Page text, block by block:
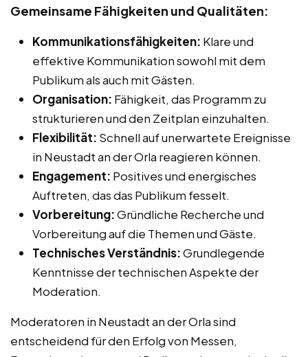
Gemeinsame Fähigkeiten und Qualitäten:
Kommunikationsfähigkeiten: Klare und
effektive Kommunikation sowohl mit dem
Publikum als auch mit Gästen.
Organisation: Fähigkeit, das Programm zu
strukturieren und den Zeitplan einzuhalten.
Flexibilität: Schnell auf unerwartete Ereignisse
in Neustadt an der Orla reagieren können.
Engagement: Positives und energisches
Auftreten, das das Publikum fesselt.
Vorbereitung:Gründliche Recherche und
Vorbereitung auf die Themen und Gäste.
Technisches Verständnis:Grundlegende
Kenntnisse der technischen Aspekte der
Moderation.
Moderatoren in Neustadt an der Orla sind
entscheidend für den Erfolg von Messen,